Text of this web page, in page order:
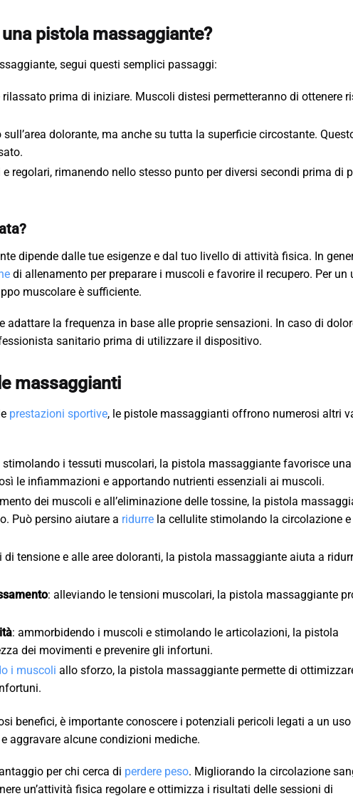
pistola massaggiante?
segui questi semplici passaggi:
prima di iniziare. Muscoli distesi permetteranno di ottenere
dolorante, ma anche su tutta la superficie circostante.
regolari, rimanendo nello stesso punto per diversi secondi prima di
dipende dalle tue esigenze e dal tuo livello di attività fisica. In
di allenamento per preparare i muscoli e favorire il recupero. Per un
muscolare è sufficiente.
la frequenza in base alle proprie sensazioni. In caso di
sanitario prima di utilizzare il dispositivo.
massaggianti
prestazioni sportive, le pistole massaggianti offrono numerosi altri
stimolando i tessuti muscolari, la pistola massaggiante favorisce una
le infiammazioni e apportando nutrienti essenziali ai muscoli.
dei muscoli e all’eliminazione delle tossine, la pistola
Può persino aiutare a ridurre la cellulite stimolando la circolazione e
di tensione e alle aree doloranti, la pistola massaggiante aiuta a
: alleviando le tensioni muscolari, la pistola massaggiante
: ammorbidendo i muscoli e stimolando le articolazioni, la pistola
dei movimenti e prevenire gli infortuni.
i muscoli allo sforzo, la pistola massaggiante permette di
benefici, è importante conoscere i potenziali pericoli legati a un uso
aggravare alcune condizioni mediche.
per chi cerca di perdere peso. Migliorando la circolazione
un’attività fisica regolare e ottimizza i risultati delle sessioni di